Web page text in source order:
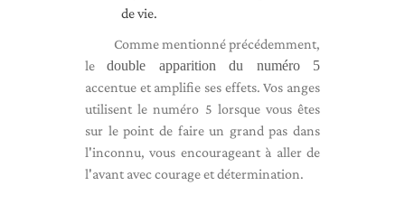
de vie.
Comme mentionné précédemment,
ledouble apparition du numéro 5
accentue et amplifie ses effets. Vos anges
utilisent le numéro 5 lorsque vous êtes
sur le point de faire un grand pas dans
l'inconnu, vous encourageant à aller de
l'avant avec courage et détermination.